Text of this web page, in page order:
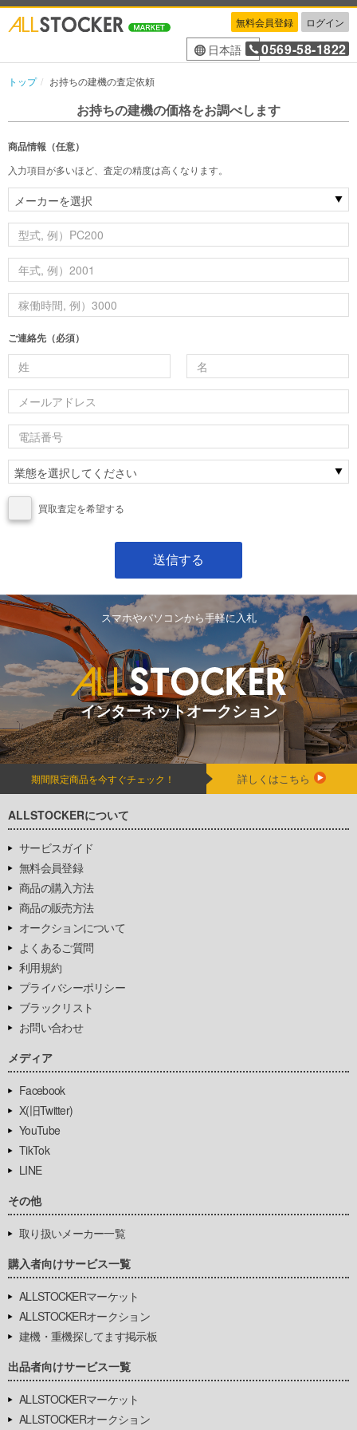
無料会員登録 ログイン
日本語 0569-58-1822
トップ お持ちの建機の査定依頼
お持ちの建機の価格をお調べします
商品情報（任意）
入力項目が多いほど、査定の精度は高くなります。
ご連絡先（必須）
買取査定を希望する
スマホやパソコンから手軽に入札
インターネットオークション
期間限定商品を今すぐチェック！ 詳しくはこちら
ALLSTOCKERについて
サービスガイド
無料会員登録
商品の購入方法
商品の販売方法
オークションについて
よくあるご質問
利用規約
プライバシーポリシー
ブラックリスト
お問い合わせ
メディア
Facebook
X(旧Twitter)
YouTube
TikTok
LINE
その他
取り扱いメーカー一覧
購入者向けサービス一覧
ALLSTOCKERマーケット
ALLSTOCKERオークション
建機・重機探してます掲示板
出品者向けサービス一覧
ALLSTOCKERマーケット
ALLSTOCKERオークション